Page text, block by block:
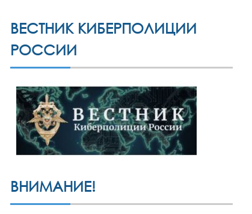
ВЕСТНИК КИБЕРПОЛИЦИИ
РОССИИ
ВНИМАНИЕ!